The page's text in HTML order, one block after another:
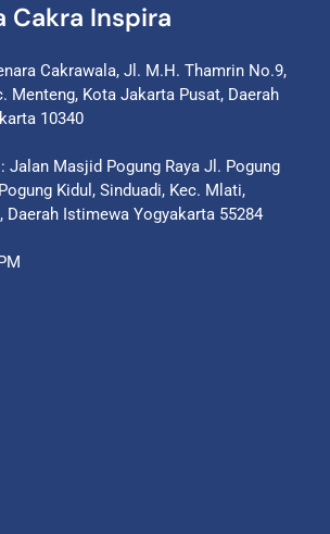
Cakra Inspira
Cakrawala, Jl. M.H. Thamrin No.9,
Menteng, Kota Jakarta Pusat, Daerah
10340
: Jalan Masjid Pogung Raya Jl. Pogung
Kidul, Sinduadi, Kec. Mlati,
Daerah Istimewa Yogyakarta 55284